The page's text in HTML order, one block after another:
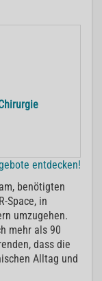
entdecken!
benötigten
Space, in
umzugehen.
mehr als 90
dass die
Alltag und